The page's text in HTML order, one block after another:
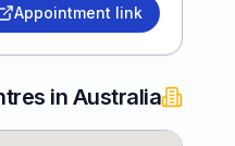
Appointment link
in Australia